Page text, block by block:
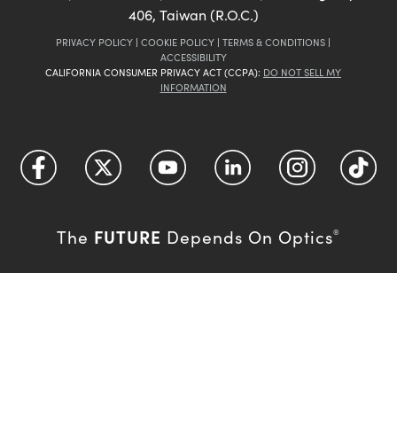
406, Taiwan (R.O.C.)
PRIVACY POLICY | COOKIE POLICY | TERMS & CONDITIONS |
ACCESSIBILITY
CALIFORNIA CONSUMER PRIVACY ACT (CCPA): DO NOT SELL MY
INFORMATION
The FUTURE Depends On Optics®